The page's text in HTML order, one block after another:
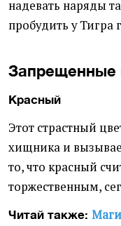
надевать наряды
пробудить у Тигра
Запрещенные
Красный
Этот страстный
хищника и
то, что красный
торжественным,
Читай также: